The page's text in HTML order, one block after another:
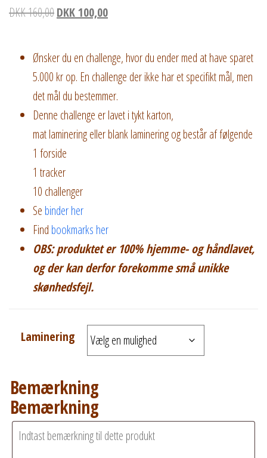
DKK160,00Den oprindelige pris var: DKK 160,00.
DKK100,00Den aktuelle pris er: DKK 100,00.
Ønsker du en challenge, hvor du ender med at have sparet
5.000 kr op. En challenge der ikke har et specifikt mål, men
det mål du bestemmer.
Denne challenge er lavet i tykt karton,
mat laminering eller blank laminering og består af følgende
1 forside
1 tracker
10 challenger
Se binder her
Find bookmarks her
OBS: produktet er 100% hjemme- og håndlavet,
og der kan derfor forekomme små unikke
skønhedsfejl.
Laminering
Bemærkning
Bemærkning